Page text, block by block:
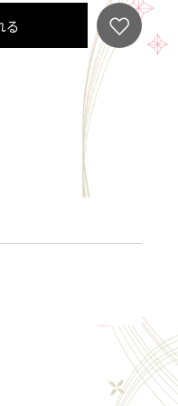
吟醸/
当店は20歳未満
わせ欄」に、生
は、お問い合わ
る